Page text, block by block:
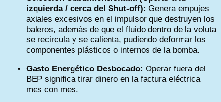
izquierda / cerca del Shut-off): Genera empujes
axiales excesivos en el impulsor que destruyen los
baleros, además de que el fluido dentro de la voluta
se recircula y se calienta, pudiendo deformar los
componentes plásticos o internos de la bomba.
Gasto Energético Desbocado: Operar fuera del
BEP significa tirar dinero en la factura eléctrica
mes con mes.